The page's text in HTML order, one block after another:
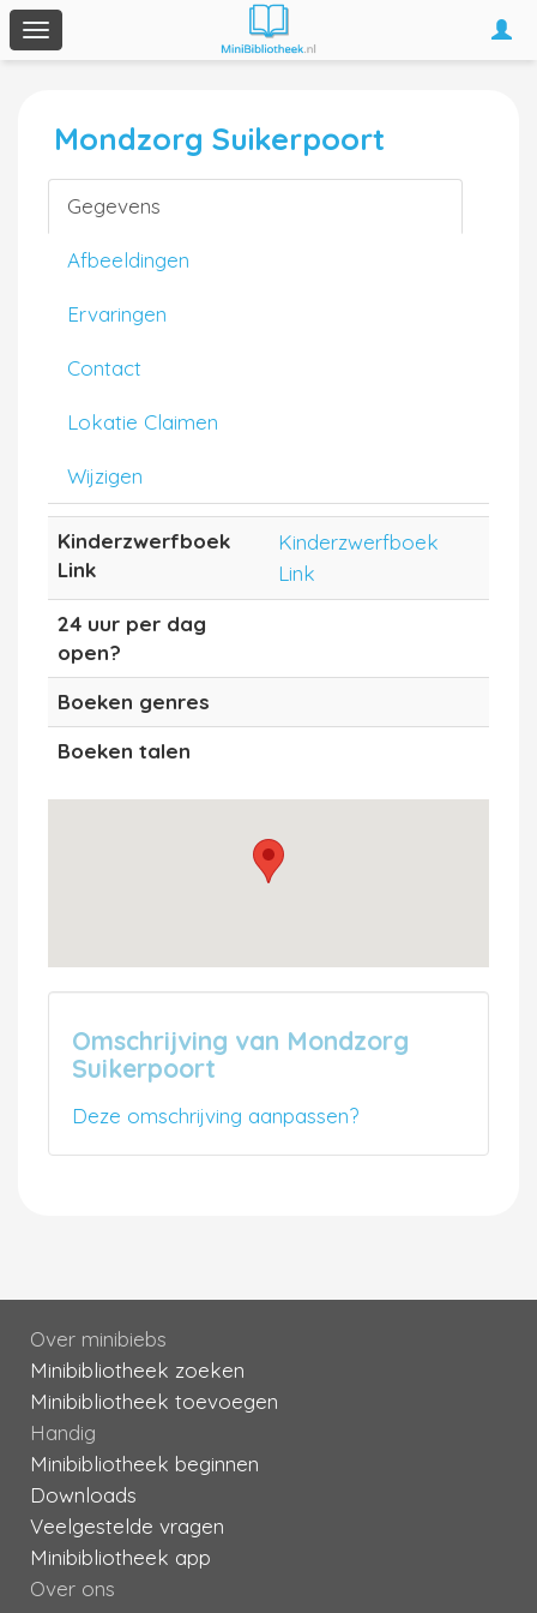
Toggle
navigation
Mondzorg Suikerpoort
Gegevens
Afbeeldingen
Ervaringen
Contact
Lokatie Claimen
Wijzigen
Kinderzwerfboek
Link
Kinderzwerfboek
Link
24 uur per dag
open?
Boeken genres
Boeken talen
Omschrijving van Mondzorg
Suikerpoort
Deze omschrijving aanpassen?
Over minibiebs
Minibibliotheek zoeken
Minibibliotheek toevoegen
Handig
Minibibliotheek beginnen
Downloads
Veelgestelde vragen
Minibibliotheek app
Over ons